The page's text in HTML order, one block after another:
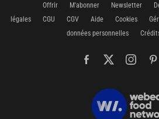
Offrir M'abonner Newsletter
légales
CGU CGV Aide Cookies
données personnelles